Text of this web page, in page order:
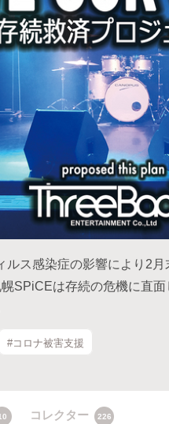
ス感染症の影響により2
SPiCEは存続の危機に直
#コロナ被害支援
コレクター 226